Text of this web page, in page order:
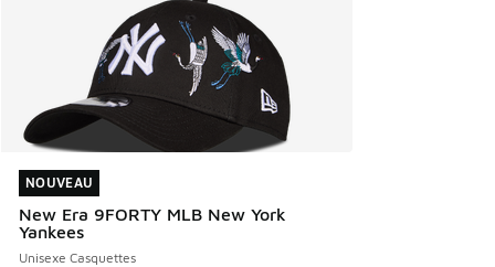
NOUVEAU
New Era 9FORTY MLB New York
Yankees
Unisexe Casquettes
NOUVEAU